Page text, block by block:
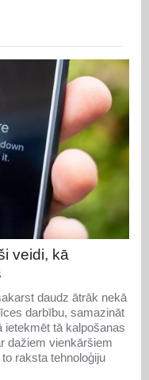
veidi, kā
daudz ātrāk nekā
darbību, samazināt
ietekmēt tā kalpošanas
dažiem vienkāršiem
raksta tehnoloģiju